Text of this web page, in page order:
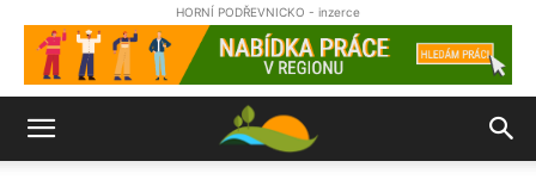
HORNÍ PODŘEVNICKO - inzerce